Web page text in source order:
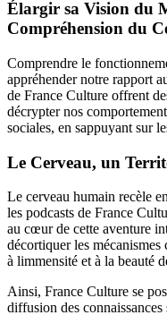
Élargir sa Vision du
Compréhension du
Comprendre le
appréhender notre rapport
de France Culture offrent
décrypter nos
sociales, en sappuyant sur
Le Cerveau, un
Le cerveau humain recèle
les podcasts de France
au cœur de cette aventure
décortiquer les
à limmensité et à la beauté
Ainsi, France Culture se
diffusion des